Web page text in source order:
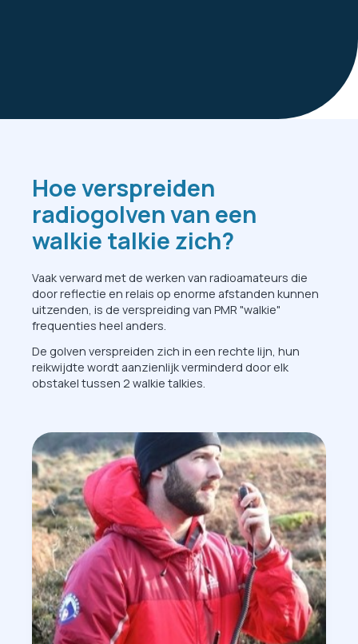
Hoe verspreiden
radiogolven van een
walkie talkie zich?
Vaak verward met de werken van radioamateurs die
door reflectie en relais op enorme afstanden kunnen
uitzenden, is de verspreiding van PMR "walkie"
frequenties heel anders.
De golven verspreiden zich in een rechte lijn, hun
reikwijdte wordt aanzienlijk verminderd door elk
obstakel tussen 2 walkie talkies.